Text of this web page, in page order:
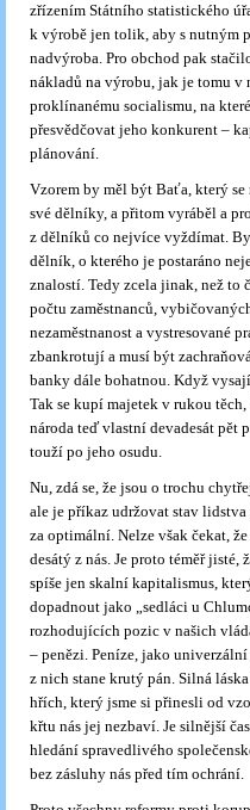
zřízením Státního statistického
k výrobě jen tolik, aby s nutným
nadvýroba. Pro obchod pak
nákladů na výrobu, jak je tomu v
proklínanému socialismu, na
přesvědčovat jeho konkurent –
plánování.
Vzorem by měl být Baťa, který
své dělníky, a přitom vyráběl a
z dělníků co nejvíce vyždímat.
dělník, o kterého je postaráno
znalostí. Tedy zcela jinak, než
počtu zaměstnanců,
nezaměstnanost a vystresované
zbankrotují a musí být
banky dále bohatnou. Když
Tak se kupí majetek v rukou
národa teď vlastní devadesát pět
touží po jeho osudu.
Nu, zdá se, že jsou o trochu
ale je příkaz udržovat stav
za optimální. Nelze však čekat,
desátý z nás. Je proto téměř
spíše jen skalní kapitalismus,
dopadnout jako „sedláci u
rozhodujících pozic v našich
– penězi. Peníze, jako
z nich stane krutý pán. Silná
hřích, který jsme si přinesli od
křtu nás jej nezbaví. Je silnější
hledání spravedlivého
bez zásluhy nás před tím ochrání.